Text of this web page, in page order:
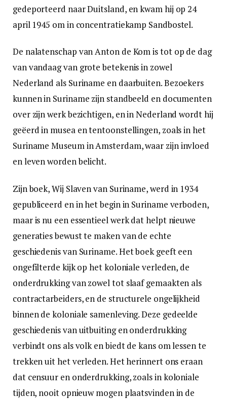
gedeporteerd naar Duitsland, en kwam hij op 24
april 1945 om in concentratiekamp Sandbostel.
De nalatenschap van Anton de Kom is tot op de dag
van vandaag van grote betekenis in zowel
Nederland als Suriname en daarbuiten. Bezoekers
kunnen in Suriname zijn standbeeld en documenten
over zijn werk bezichtigen, en in Nederland wordt hij
geëerd in musea en tentoonstellingen, zoals in het
Suriname Museum in Amsterdam, waar zijn invloed
en leven worden belicht.
Zijn boek, Wij Slaven van Suriname, werd in 1934
gepubliceerd en in het begin in Suriname verboden,
maar is nu een essentieel werk dat helpt nieuwe
generaties bewust te maken van de echte
geschiedenis van Suriname. Het boek geeft een
ongefilterde kijk op het koloniale verleden, de
onderdrukking van zowel tot slaaf gemaakten als
contractarbeiders, en de structurele ongelijkheid
binnen de koloniale samenleving. Deze gedeelde
geschiedenis van uitbuiting en onderdrukking
verbindt ons als volk en biedt de kans om lessen te
trekken uit het verleden. Het herinnert ons eraan
dat censuur en onderdrukking, zoals in koloniale
tijden, nooit opnieuw mogen plaatsvinden in de